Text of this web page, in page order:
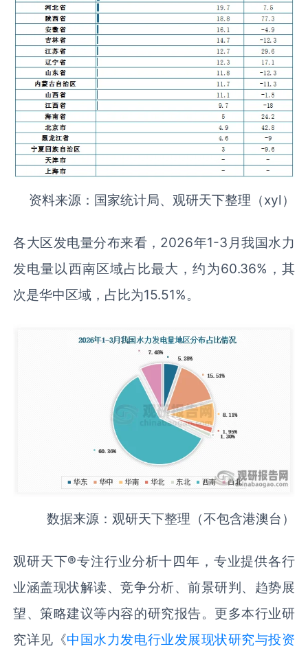
资料来源：国家统计局、观研天下整理（xyl）
各大区发电量分布来看，2026年1-3月我国水力
发电量以西南区域占比最大，约为60.36%，其
次是华中区域，占比为15.51%。
数据来源：观研天下整理（不包含港澳台）
观研天下®专注行业分析十四年，专业提供各行
业涵盖现状解读、竞争分析、前景研判、趋势展
望、策略建议等内容的研究报告。更多本行业研
究详见《中国水力发电‌行业发展现状研究与投资